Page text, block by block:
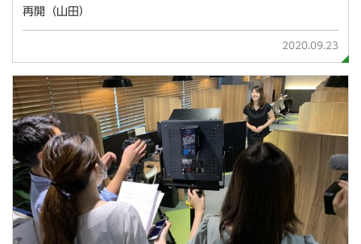
再開（山田）
2020.09.23